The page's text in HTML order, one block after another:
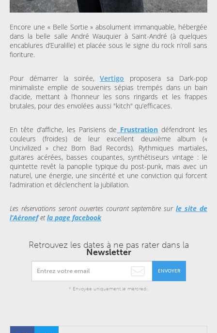
Encore une « Belle Sortie » absolument immanquable, hébergée
dans la belle salle André Wauquier à Saint-André (à quelques
encablures d’Euralille) et placée sous le signe du rock n’roll sans
fioriture.
Pour démarrer la soirée,Vertigo
proposera sa Dark-pop
minimaliste emplie de souvenirs sépias trempés dans un bain
d’acide, mettant à l’honneur les sons ringards et les frappes
brutales, pour des envolées aussi "kitch" qu’efficaces.
En tête d’affiche, les Parisiens de Frustration défendront les
couleurs (froides) de leur excellent deuxième album («
Uncivilized » chez Born Bad Records). Rythmiques martiales,
guitares acérées, basses coupantes, synthétiseurs vintage : le
quintette revêt la panoplie typique du post-punk, mais avec un
naturel, une énergie, une sincérité et une conviction qui forcent
l’admiration et déclenchent la jubilation.
Les réservations seront ouvertes courant septembre surle site de
l’Aéronefetla page facebook
Retrouvez les dates à ne pas rater dans la
Newsletter
ENVOYER
* Envoyée uniquement le mercredi.